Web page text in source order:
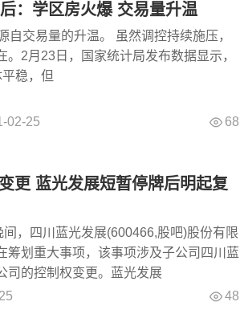
：学区房火爆 交易量升温
温。 虽然调控持续施压，
2月23日，国家统计局发布数据显示，
稳，但
02-25 68
更 蓝光发展短暂停牌后明起复
，四川蓝光发展(600466,股吧)股份有限
筹划重大事项，该事项涉及子公司四川蓝
司的控制权变更。蓝光发展
48